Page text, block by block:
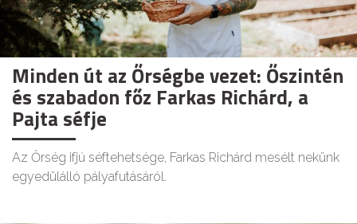
Minden út az Őrségbe vezet: Őszintén
és szabadon főz Farkas Richárd, a
Pajta séfje
Az Őrség ifjú séftehetsége, Farkas Richárd mesélt nekünk
egyedülálló pályafutásáról.